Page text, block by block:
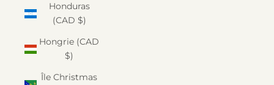
Honduras
(CAD $)
Hongrie (CAD
$)
Île Christmas